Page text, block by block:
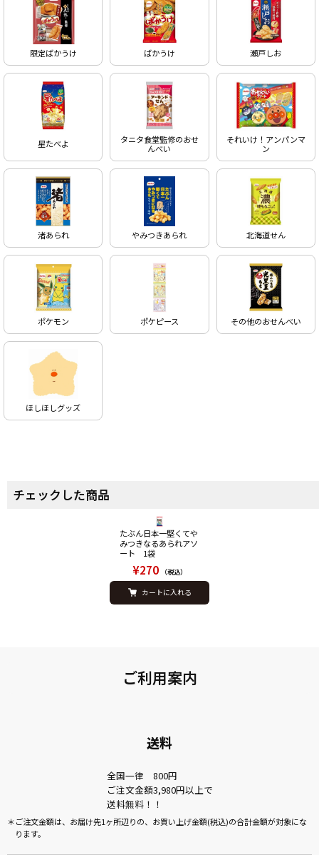
限定ばかうけ ばかうけ 瀬戸しお
星たべよ
タニタ食堂監修のおせ
んべい
それいけ！アンパンマ
ン
渚あられ やみつきあられ 北海道せん
ポケモン ポケピース その他のおせんべい
ほしほしグッズ
チェックした商品
たぶん日本一堅くてや
みつきなるあられアソ
ート 1袋
¥270 （税込）
カートに入れる
ご利用案内
送料
全国一律 800円
ご注文金額3,980円以上で
送料無料！！
ご注文金額は、お届け先1ヶ所辺りの、お買い上げ金額(税込)の合計金額が対象にな
ります。